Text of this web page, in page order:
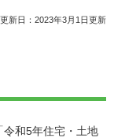
更新日：2023年3月1日更新
和5年住宅・土地